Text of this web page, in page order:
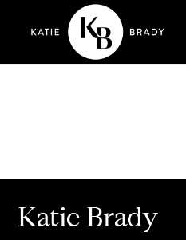
Katie Brady